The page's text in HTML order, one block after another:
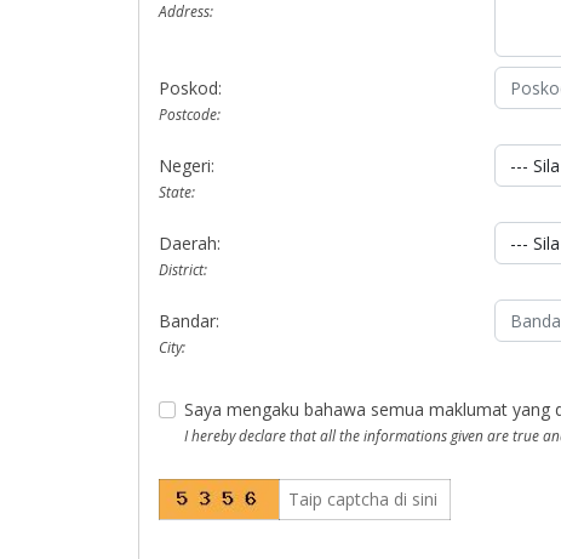
Address:
Poskod:
Postcode:
Negeri:
State:
Daerah:
District:
Bandar:
City:
Saya mengaku bahawa semua maklumat yang
I hereby declare that all the informations given are true